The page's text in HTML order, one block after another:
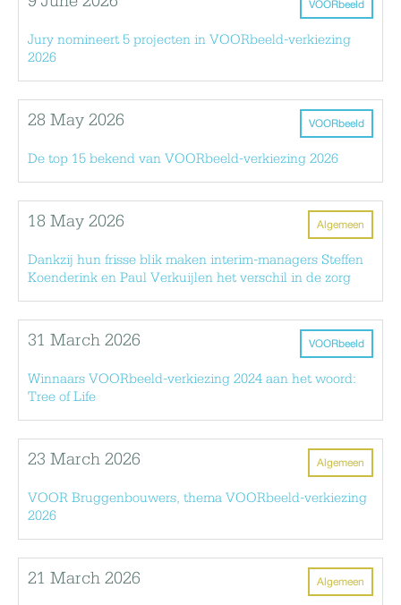
VOORbeeld
Jury nomineert 5 projecten in VOORbeeld-verkiezing
2026
VOORbeeld
28 May 2026
De top 15 bekend van VOORbeeld-verkiezing 2026
Algemeen
18 May 2026
Dankzij hun frisse blik maken interim-managers Steffen
Koenderink en Paul Verkuijlen het verschil in de zorg
VOORbeeld
31 March 2026
Winnaars VOORbeeld-verkiezing 2024 aan het woord:
Tree of Life
Algemeen
23 March 2026
VOOR Bruggenbouwers, thema VOORbeeld-verkiezing
2026
Algemeen
21 March 2026